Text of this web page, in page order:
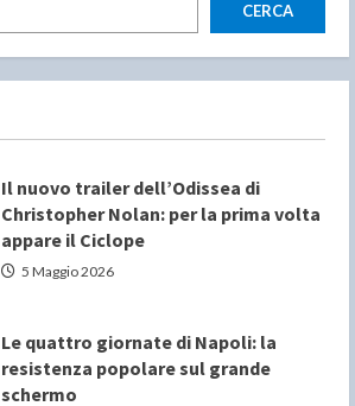
CERCA
Il nuovo trailer dell’Odissea di
Christopher Nolan: per la prima volta
appare il Ciclope
5 Maggio 2026
Le quattro giornate di Napoli: la
resistenza popolare sul grande
schermo